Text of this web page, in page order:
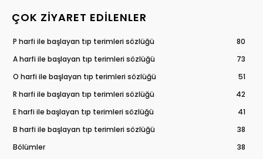
ÇOK ZIYARET EDILENLER
P harfi ile başlayan tıp terimleri sözlüğü
80
A harfi ile başlayan tıp terimleri sözlüğü
73
O harfi ile başlayan tıp terimleri sözlüğü
51
R harfi ile başlayan tıp terimleri sözlüğü
42
E harfi ile başlayan tıp terimleri sözlüğü
41
B harfi ile başlayan tıp terimleri sözlüğü
38
Bölümler
38